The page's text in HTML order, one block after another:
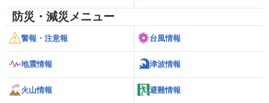
防災・減災メニュー
警報・注意報 台風情報
地震情報 津波情報
火山情報 避難情報